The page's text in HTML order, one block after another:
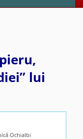
lui
Ochialbi